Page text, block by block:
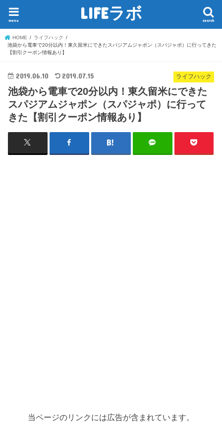
LIFEラボ search
menu
HOME
ライフハック
池袋から電車で20分以内！東久留米にできたスパジアムジャポン（スパジャポ）に行ってきた
【割引クーポン情報あり】
ライフハック
2019.06.10 2019.07.15
池袋から電車で20分以内！東久留米にできた
スパジアムジャポン（スパジャポ）に行って
きた【割引クーポン情報あり】
当ページのリンクには広告が含まれています。